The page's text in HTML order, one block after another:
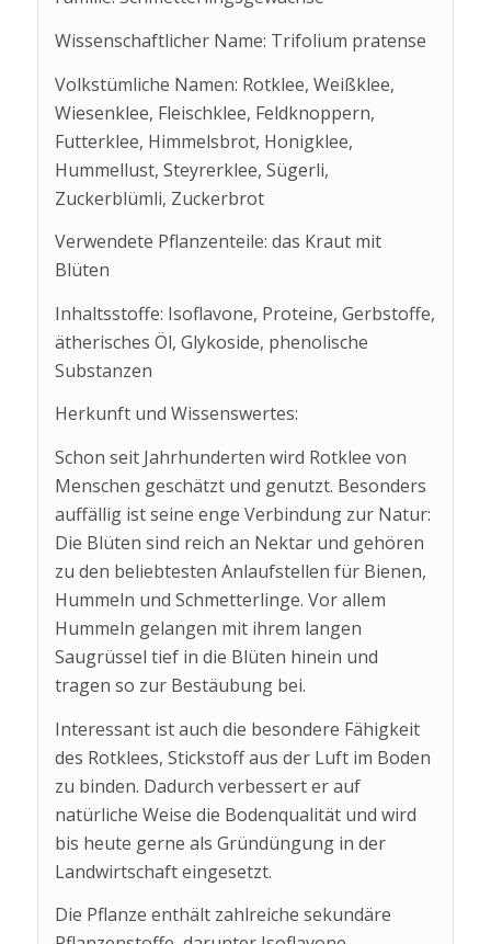
Wissenschaftlicher Name: Trifolium pratense
Volkstümliche Namen: Rotklee, Weißklee,
Wiesenklee, Fleischklee, Feldknoppern,
Futterklee, Himmelsbrot, Honigklee,
Hummellust, Steyrerklee, Sügerli,
Zuckerblümli, Zuckerbrot
Verwendete Pflanzenteile: das Kraut mit
Blüten
Inhaltsstoffe: Isoflavone, Proteine, Gerbstoffe,
ätherisches Öl, Glykoside, phenolische
Substanzen
Herkunft und Wissenswertes:
Schon seit Jahrhunderten wird Rotklee von
Menschen geschätzt und genutzt. Besonders
auffällig ist seine enge Verbindung zur Natur:
Die Blüten sind reich an Nektar und gehören
zu den beliebtesten Anlaufstellen für Bienen,
Hummeln und Schmetterlinge. Vor allem
Hummeln gelangen mit ihrem langen
Saugrüssel tief in die Blüten hinein und
tragen so zur Bestäubung bei.
Interessant ist auch die besondere Fähigkeit
des Rotklees, Stickstoff aus der Luft im Boden
zu binden. Dadurch verbessert er auf
natürliche Weise die Bodenqualität und wird
bis heute gerne als Gründüngung in der
Landwirtschaft eingesetzt.
Die Pflanze enthält zahlreiche sekundäre